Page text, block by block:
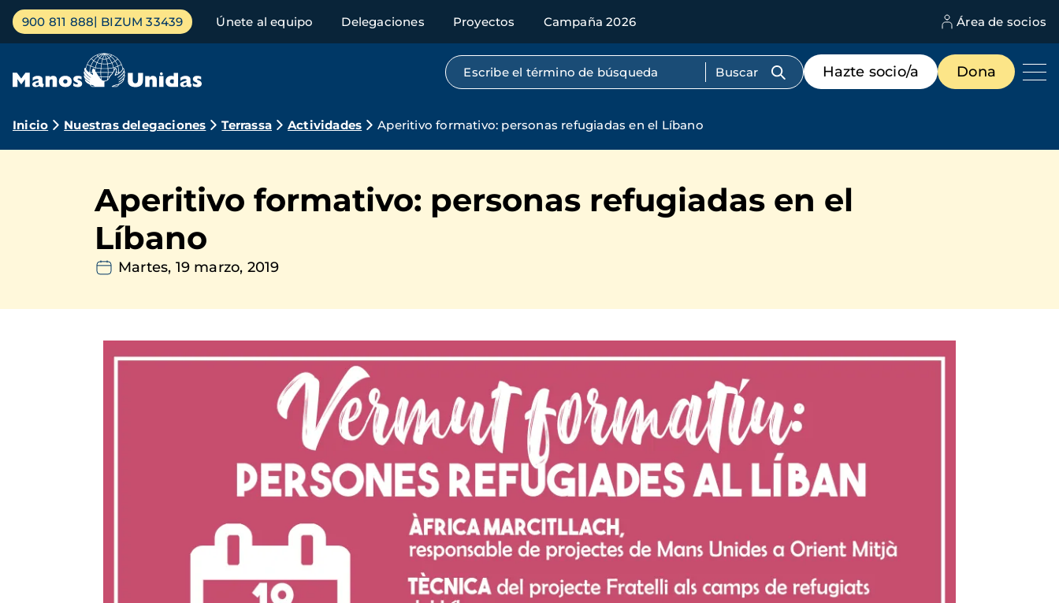
Pasar
contenido
Menú
principal
900 811 888 BIZUM 33439 Únete al equipo Delegaciones Proyectos Campaña 2026 Área de socios
Búsqueda por texto completo
Menú
de
destacados
Hazte socio/a Dona
Ruta
navegación
Inicio Nuestras delegaciones Terrassa Actividades Aperitivo formativo: personas refugiadas en el Líbano
Aperitivo formativo: personas refugiadas en el
Líbano
Martes, 19 marzo, 2019